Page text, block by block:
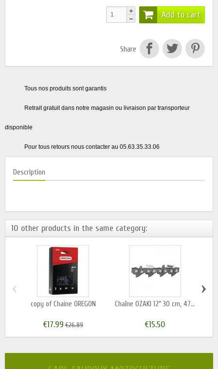
Add to cart
Share
Tous nos produits sont garantis
Retrait gratuit dans notre magasin ou livraison par transporteur
disponible
Pour tous retours nous contacter au 05.63.35.33.06
Description
10 other products in the same category:
copy of Chaine OREGON
€17.99 €26.89
Chaîne OZAKI 12" 30 cm, 47...
€15.50
‹ ›